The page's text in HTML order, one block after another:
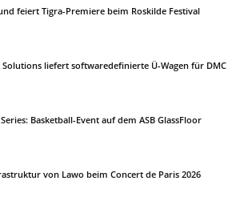
feiert Tigra-Premiere beim Roskilde Festival
Solutions liefert softwaredefinierte Ü-Wagen für DMC
Series: Basketball-Event auf dem ASB GlassFloor
von Lawo beim Concert de Paris 2026